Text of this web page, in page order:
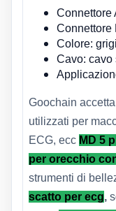
Connettore
Connettore
Colore:
Cavo: cavo
Goochain
utilizzati per
ECG, ecc MD 5
per orecchio
strumenti di
scatto per ecg,